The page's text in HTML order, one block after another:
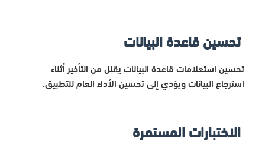
تحسين قاعدة البيانات
تحسين استعلامات قاعدة البيانات يقلل من التأخير أثناء
استرجاع البيانات ويؤدي إلى تحسين الأداء العام للتطبيق.
الاختبارات المستمرة